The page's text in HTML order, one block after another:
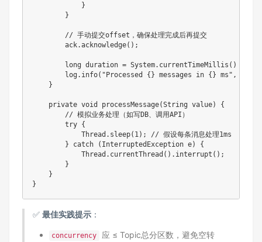
}
}
// 手动提交offset，确保处理完成后再提交
        ack
.acknowledge( ) ;
long duration = System. currentTimeMillis ( )
        log
. info( "Processed {} messages in {} ms" ,
}
private void processMessage(String value)
{
// 模拟业务处理（如写DB、调用API）
try {
Thread . sleep( 1) ;
// 假设每条消息处理1ms
}
catch ( InterruptedException e)
{
Thread . currentThread ( ) . interrupt ( ) ;
}
}
}
✅ 最佳实践提示：
concurrency 应 ≤ Topic总分区数，避免空转